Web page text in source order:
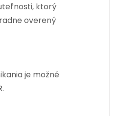
ktorý
overený
je možné